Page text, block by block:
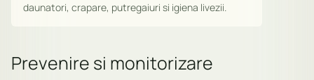
daunatori, crapare, putregaiuri si igiena livezii.
Prevenire si monitorizare